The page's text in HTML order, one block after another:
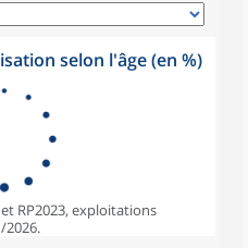
selon l'âge (en %)
et RP2023, exploitations
2026.